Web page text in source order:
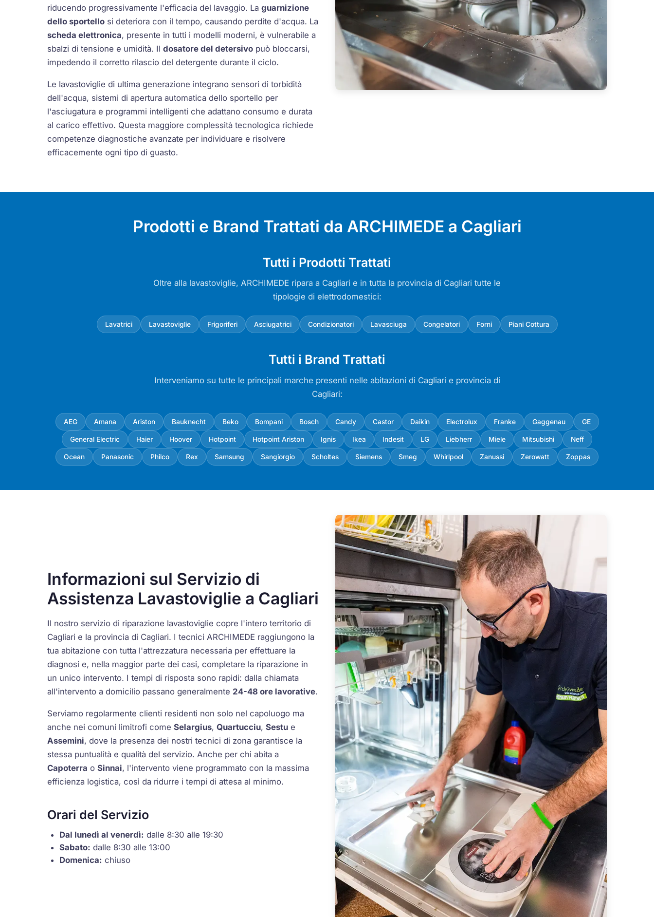
riducendo progressivamente l'efficacia del lavaggio. Laguarnizione
dello sportello si deteriora con il tempo, causando perdite d'acqua. La
scheda elettronica, presente in tutti i modelli moderni, è vulnerabile a
sbalzi di tensione e umidità. Ildosatore del detersivo può bloccarsi,
impedendo il corretto rilascio del detergente durante il ciclo.
Le lavastoviglie di ultima generazione integrano sensori di torbidità
dell'acqua, sistemi di apertura automatica dello sportello per
l'asciugatura e programmi intelligenti che adattano consumo e durata
al carico effettivo. Questa maggiore complessità tecnologica richiede
competenze diagnostiche avanzate per individuare e risolvere
efficacemente ogni tipo di guasto.
Prodotti e Brand Trattati da ARCHIMEDE a Cagliari
Tutti i Prodotti Trattati
Oltre alla lavastoviglie, ARCHIMEDE ripara a Cagliari e in tutta la provincia di Cagliari tutte le
tipologie di elettrodomestici:
Lavatrici Lavastoviglie Frigoriferi Asciugatrici Condizionatori Lavasciuga Congelatori Forni Piani Cottura
Tutti i Brand Trattati
Interveniamo su tutte le principali marche presenti nelle abitazioni di Cagliari e provincia di
Cagliari:
AEG Amana Ariston Bauknecht Beko Bompani Bosch Candy Castor Daikin Electrolux Franke Gaggenau GE
General Electric Haier Hoover Hotpoint Hotpoint Ariston Ignis Ikea Indesit LG Liebherr Miele Mitsubishi Neff
Ocean Panasonic Philco Rex Samsung Sangiorgio Scholtes Siemens Smeg Whirlpool Zanussi Zerowatt Zoppas
Informazioni sul Servizio di
Assistenza Lavastoviglie a Cagliari
Il nostro servizio di riparazione lavastoviglie copre l'intero territorio di
Cagliari e la provincia di Cagliari. I tecnici ARCHIMEDE raggiungono la
tua abitazione con tutta l'attrezzatura necessaria per effettuare la
diagnosi e, nella maggior parte dei casi, completare la riparazione in
un unico intervento. I tempi di risposta sono rapidi: dalla chiamata
all'intervento a domicilio passano generalmente 24-48 ore lavorative.
Serviamo regolarmente clienti residenti non solo nel capoluogo ma
anche nei comuni limitrofi comeSelargius,Quartucciu,Sestu e
Assemini, dove la presenza dei nostri tecnici di zona garantisce la
stessa puntualità e qualità del servizio. Anche per chi abita a
Capoterra oSinnai, l'intervento viene programmato con la massima
efficienza logistica, così da ridurre i tempi di attesa al minimo.
Orari del Servizio
Dal lunedì al venerdì: dalle 8:30 alle 19:30
Sabato: dalle 8:30 alle 13:00
Domenica: chiuso